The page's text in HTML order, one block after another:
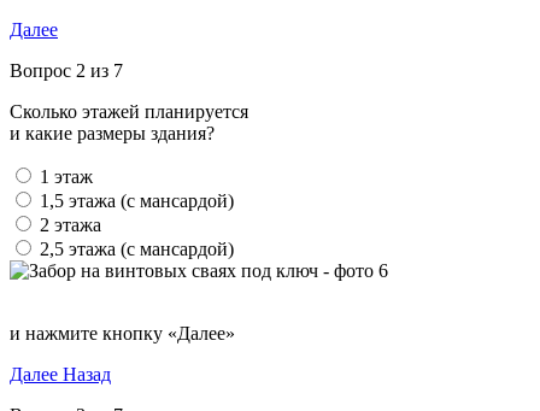
Далее
Вопрос 2 из 7
Сколько этажей планируется
и какие размеры здания?
1 этаж
1,5 этажа (с мансардой)
2 этажа
2,5 этажа (с мансардой)
и нажмите кнопку «Далее»
Далее Назад